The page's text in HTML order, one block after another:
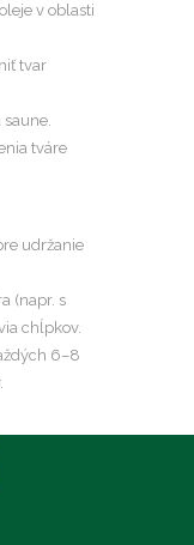
v oblasti
tvar
tváre
udržanie
(napr. s
chĺpkov.
6–8